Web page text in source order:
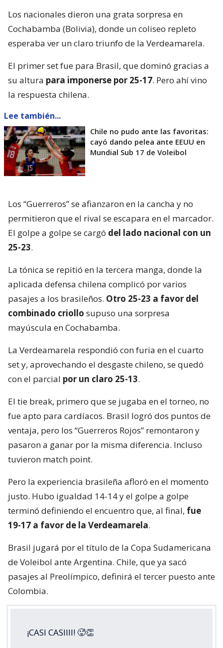
Los nacionales dieron una grata sorpresa en
Cochabamba (Bolivia), donde un coliseo repleto
esperaba ver un claro triunfo de la Verdeamarela.
El primer set fue para Brasil, que dominó gracias a
su altura para imponerse por 25-17. Pero ahí vino
la respuesta chilena.
Lee también...
Chile no pudo ante las favoritas:
cayó dando pelea ante EEUU en
Mundial Sub 17 de Voleibol
Los “Guerreros” se afianzaron en la cancha y no
permitieron que el rival se escapara en el marcador.
El golpe a golpe se cargó del lado nacional con un
25-23.
La tónica se repitió en la tercera manga, donde la
aplicada defensa chilena complicó por varios
pasajes a los brasileños. Otro 25-23 a favor del
combinado criollo supuso una sorpresa
mayúscula en Cochabamba.
La Verdeamarela respondió con furia en el cuarto
set y, aprovechando el desgaste chileno, se quedó
con el parcial por un claro 25-13.
El tie break, primero que se jugaba en el torneo, no
fue apto para cardíacos. Brasil logró dos puntos de
ventaja, pero los “Guerreros Rojos” remontaron y
pasaron a ganar por la misma diferencia. Incluso
tuvieron match point.
Pero la experiencia brasileña afloró en el momento
justo. Hubo igualdad 14-14 y el golpe a golpe
terminó definiendo el encuentro que, al final, fue
19-17 a favor de la Verdeamarela.
Brasil jugará por el título de la Copa Sudamericana
de Voleibol ante Argentina. Chile, que ya sacó
pasajes al Preolímpico, definirá el tercer puesto ante
Colombia.
¡CASI CASIIII! 🥵👏